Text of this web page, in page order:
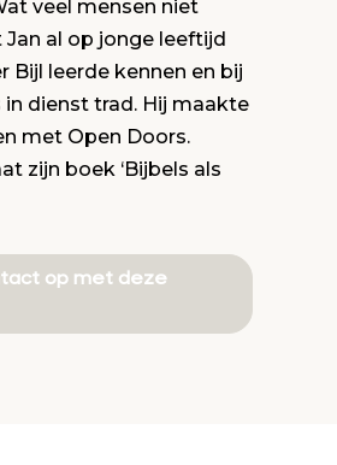
veel mensen niet
al op jonge leeftijd
Bijl leerde kennen en bij
in dienst trad. Hij maakte
met Open Doors.
zijn boek ‘Bijbels als
op met deze